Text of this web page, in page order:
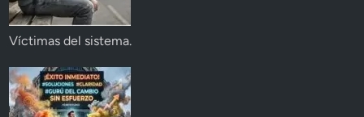
Víctimas del sistema.